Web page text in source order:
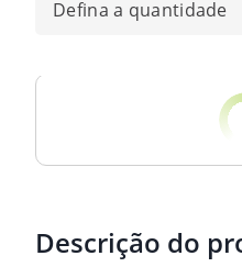
Defina a quantidade
Descrição do